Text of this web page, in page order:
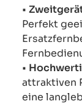
•
Perfekt
•
attraktiven
eine